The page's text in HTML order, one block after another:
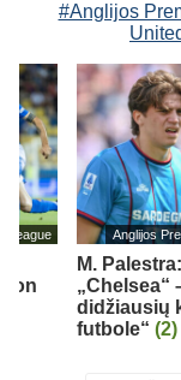
#Anglijos
League Anglijos
M.
„Chelsea“
didžiausių
futbole“ (2)